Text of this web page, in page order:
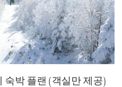
숙박 플랜 (객실만 제공)